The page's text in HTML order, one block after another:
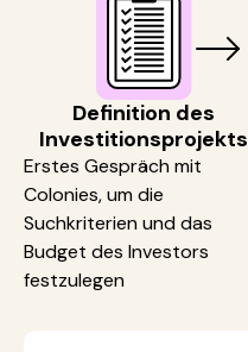
Definition des
Investitionsprojekts
Erstes Gespräch mit
Colonies, um die
Suchkriterien und das
Budget des Investors
festzulegen